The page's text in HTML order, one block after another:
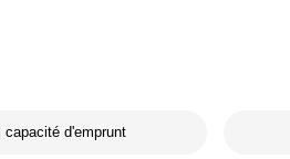
capacité d'emprunt